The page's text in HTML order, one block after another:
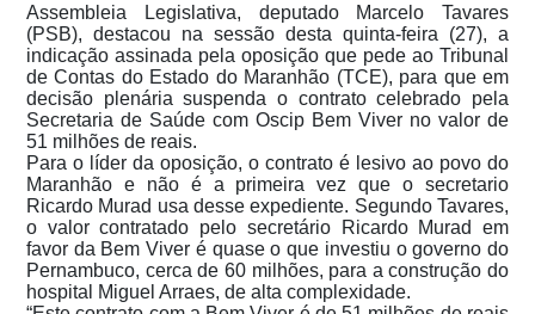
Assembleia Legislativa, deputado Marcelo Tavares
(PSB), destacou na sessão desta quinta-feira (27), a
indicação assinada pela oposição que pede ao Tribunal
de Contas do Estado do Maranhão (TCE), para que em
decisão plenária suspenda o contrato celebrado pela
Secretaria de Saúde com Oscip Bem Viver no valor de
51 milhões de reais.
Para o líder da oposição, o contrato é lesivo ao povo do
Maranhão e não é a primeira vez que o secretario
Ricardo Murad usa desse expediente. Segundo Tavares,
o valor contratado pelo secretário Ricardo Murad em
favor da Bem Viver é quase o que investiu o governo do
Pernambuco, cerca de 60 milhões, para a construção do
hospital Miguel Arraes, de alta complexidade.